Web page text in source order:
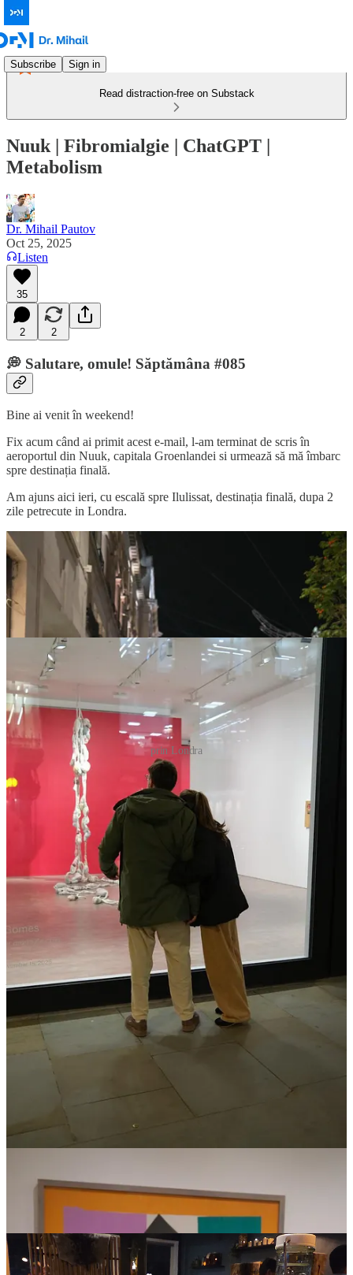
Subscribe Sign in
Read distraction-free on Substack
Nuuk | Fibromialgie | ChatGPT |
Metabolism
Dr. Mihail Pautov
Oct 25, 2025
Listen
35
2 2
💭 Salutare, omule! Săptămâna #085
Bine ai venit în weekend!
Fix acum când ai primit acest e-mail, l-am terminat de scris în
aeroportul din Nuuk, capitala Groenlandei si urmează să mă îmbarc
spre destinația finală.
Am ajuns aici ieri, cu escală spre Ilulissat, destinația finală, dupa 2
zile petrecute in Londra.
prin Londra
Acum despre Groenlanda: locul acesta are ceva magic şi misterios în
el; cea mai mare insulă din lume, acoperită aprox 80 % de gheaţă şi
zăpadă şi cu cea mai mică densitate de oameni: aproximativ 0,14
persoane /km²; adică, dacă împarți suprafața Groenlandei la numărul
de locuitori, vei avea aprox 1 locuitor la fiecare 6.5km ². În România
avem 82 de locuitori le fiecare 1km².
Nuuk, capitala, are doar 20.000 de locuitori ( din totalul de 56.500
locuitori ai Groenlandei) şi aproximativ 10 hoteluri din care să-ţi
alegi, decente doar 2.
Şi de când aterizezi, până ajungi la hotel în capătul celălalt al
oraşului (7 minute cu maşina) vezi doar roci, roci şi numai roci:
stânci, ploaie, drumuri cu nisip scurs de pe dealuri pietroase, porturi
industriale cu ghețari plutind random in port; şi nici urmă de copaci;
în Groenlanda, probabil, nu creşte niciun copac, zero; şi când văd
asta, mă tot întreb: ce i-a mânat pe oameni să ajungă şi să se
stabilească aici; şi să reziste şi să construiască o comunitate?
Aşa cum mi-a povestit şi Peter, un danez de 75 de ani cu care m-am
conversat ieri la cină. (unde am mâncat o friptură de balenă – nu
glumesc 🙂, las poza mai jos; btw – carnea de balenă este efectiv ca
de vită: super gustoasă, fragedă, suculentă, dar nu are nicio legătură
cu peştele; la fel cum şi balena, de altfel, chiar dacă pare un peşte, nu
este, e de fapt un mamifer, la fel ca şi vita şi berbecul, dar până nu o
guşti, nu-ţi dai seama!) Aşa cum mi-a povestit Peter ieri, locul s-a
avea doar 3-4.000 de locuitori, nu 20.000 ca acum; btw, Peter a
venit din Copenhaga cu acelaşi zbor cu mine, fiind implicat în nişte
proiecte europene de educaţie.